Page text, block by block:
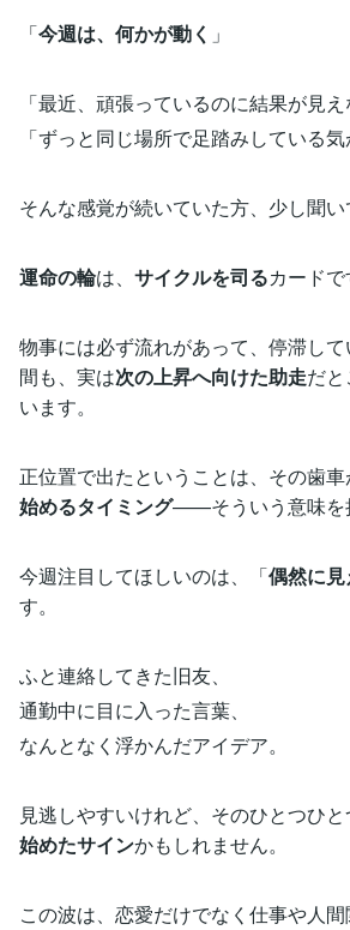
「今週は、何かが動く 」
「最近、頑張っているのに結果が見え
「ずっと同じ場所で足踏みしている気
そんな感覚が続いていた方、少し聞い
運命の輪は、 サイクルを司るカードで
物事には必ず流れがあって、停滞し
間も、実は次の上昇へ向けた助走だ
います。
正位置で出たということは、その歯車
始めるタイミング——そういう意味を
今週注目してほしいのは、「偶然に
す。
ふと連絡してきた旧友、
通勤中に目に入った言葉、
なんとなく浮かんだアイデア。
見逃しやすいけれど、そのひとつひ
始めたサインかもしれません。
この波は、恋愛だけでなく仕事や人間